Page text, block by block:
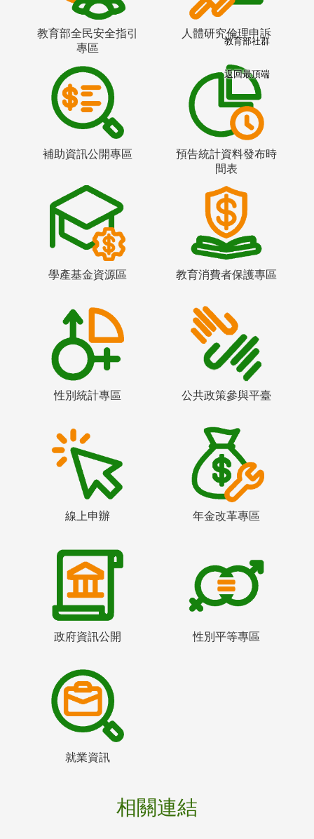
教育部全民安全指引
專區
人體研究倫理申訴
補助資訊公開專區
預告統計資料發布時
間表
學產基金資源區 教育消費者保護專區
性別統計專區 公共政策參與平臺
線上申辦 年金改革專區
政府資訊公開 性別平等專區
就業資訊
相關連結
教育部社群
返回最頂端